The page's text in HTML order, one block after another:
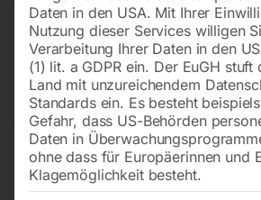
Daten in den USA. Mit Ihrer
Nutzung dieser Services willigen
Verarbeitung Ihrer Daten in den
(1) lit. a GDPR ein. Der EuGH stuft
Land mit unzureichendem
Standards ein. Es besteht
Gefahr, dass US-Behörden
Daten in
ohne dass für Europäerinnen und
Klagemöglichkeit besteht.